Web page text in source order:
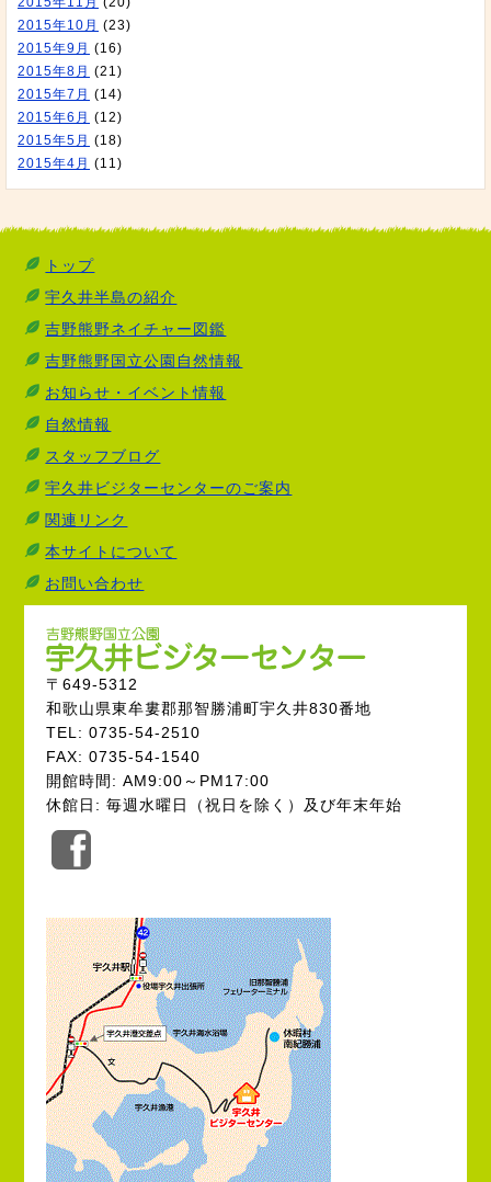
2015年10月 (23)
2015年9月 (16)
2015年8月 (21)
2015年7月 (14)
2015年6月 (12)
2015年5月 (18)
2015年4月 (11)
トップ
宇久井半島の紹介
吉野熊野ネイチャー図鑑
吉野熊野国立公園自然情報
お知らせ・イベント情報
自然情報
スタッフブログ
宇久井ビジターセンターのご案内
関連リンク
本サイトについて
お問い合わせ
〒649-5312
和歌山県東牟婁郡那智勝浦町宇久井830番地
TEL: 0735-54-2510
FAX: 0735-54-1540
開館時間: AM9:00～PM17:00
休館日: 毎週水曜日（祝日を除く）及び年末年始
式
Facebook